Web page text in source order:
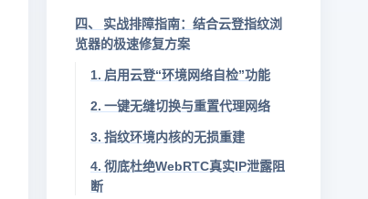
四、 实战排障指南：结合云登指纹浏
览器的极速修复方案
1. 启用云登“环境网络自检”功能
2. 一键无缝切换与重置代理网络
3. 指纹环境内核的无损重建
4. 彻底杜绝WebRTC真实IP泄露阻
断